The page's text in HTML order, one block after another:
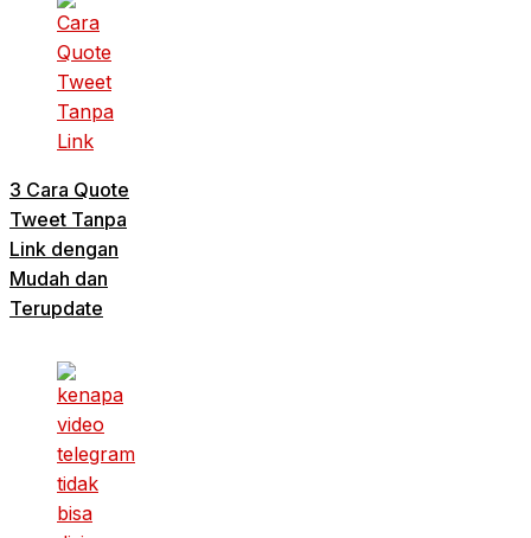
3 Cara Quote
Tweet Tanpa
Link dengan
Mudah dan
Terupdate